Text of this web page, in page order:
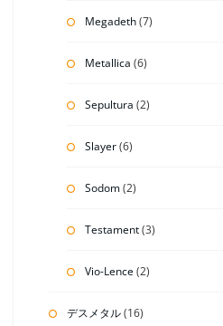
Megadeth(7)
Metallica (6)
Sepultura (2)
Slayer(6)
Sodom(2)
Testament(3)
Vio-Lence(2)
デスメタル(16)